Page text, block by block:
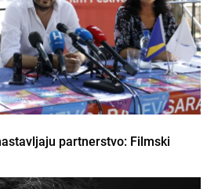
partnerstvo: Filmski